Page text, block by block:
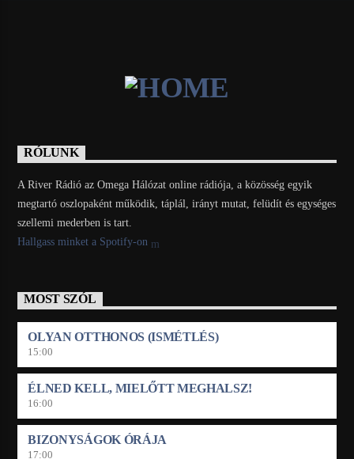
RÓLUNK
A River Rádió az Omega Hálózat online rádiója, a közösség egyik
megtartó oszlopaként működik, táplál, irányt mutat, felüdít és egységes
szellemi mederben is tart.
Hallgass minket a Spotify-on
MOST SZÓL
OLYAN OTTHONOS (ISMÉTLÉS)
15:00
ÉLNED KELL, MIELŐTT MEGHALSZ!
16:00
BIZONYSÁGOK ÓRÁJA
17:00